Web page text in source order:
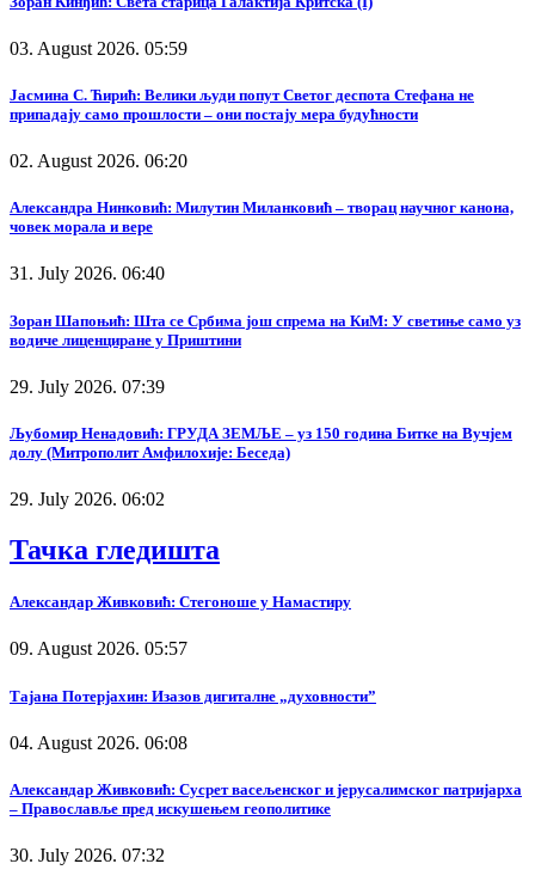
03. August 2026. 05:59
Јасмина С. Ћирић: Велики људи попут Светог деспота Стефана не
припадају само прошлости – они постају мера будућности
02. August 2026. 06:20
Александра Нинковић: Милутин Миланковић – творац научног канона,
човек морала и вере
31. July 2026. 06:40
Зоран Шапоњић: Шта се Србима још спрема на КиМ: У светиње само уз
водиче лиценциране у Приштини
29. July 2026. 07:39
Љубомир Ненадовић: ГРУДА ЗЕМЉЕ – уз 150 година Битке на Вучјем
долу (Митрополит Амфилохије: Беседа)
29. July 2026. 06:02
Тачка гледишта
Александар Живковић: Стегоноше у Намастиру
09. August 2026. 05:57
Тајана Потерјахин: Изазов дигиталне „духовности”
04. August 2026. 06:08
Александар Живковић: Сусрет васељенског и јерусалимског патријарха
– Православље пред искушењем геополитике
30. July 2026. 07:32